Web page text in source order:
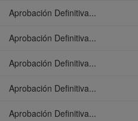
Aprobación Definitiva...
Aprobación Definitiva...
Aprobación Definitiva...
Aprobación Definitiva...
Aprobación Definitiva...